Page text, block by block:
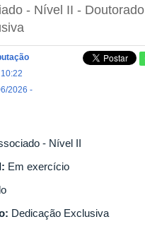
- Nível II - Doutorado
2026 -
- Nível II
Em exercício
Dedicação Exclusiva